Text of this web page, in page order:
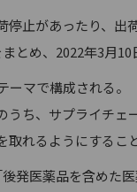
止があったり、出
とめ、2022年3月
マで構成される
うち、サプライチ
れるようにするこ
発医薬品を含めた